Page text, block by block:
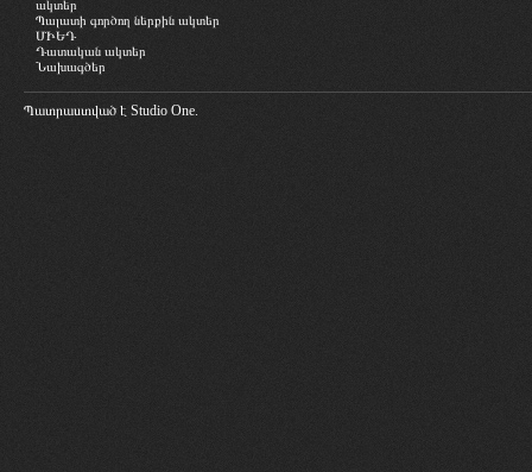
ակտեր
Պալատի գործող ներքին ակտեր
ՄԻԵԴ
Դատական ակտեր
Նախագծեր
Պատրաստված է Studio One.